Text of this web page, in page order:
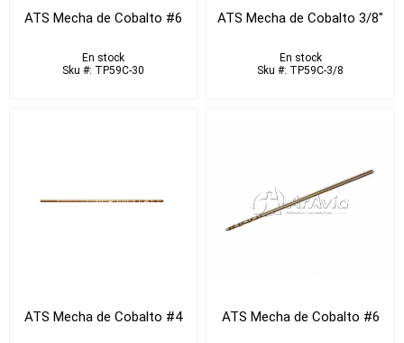
ATS Mecha de Cobalto #6
En stock
Sku #: TP59C-30
ATS Mecha de Cobalto 3/8"
En stock
Sku #: TP59C-3/8
ATS Mecha de Cobalto #4 ATS Mecha de Cobalto #6